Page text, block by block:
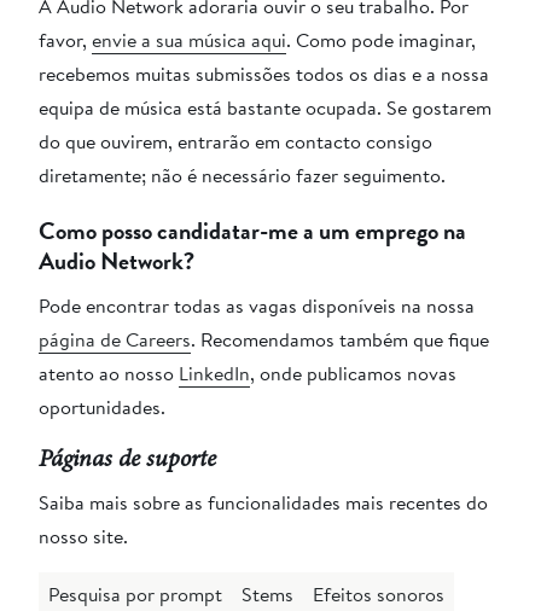
A Audio Network adoraria ouvir o seu trabalho. Por
favor, envie a sua música aqui. Como pode imaginar,
recebemos muitas submissões todos os dias e a nossa
equipa de música está bastante ocupada. Se gostarem
do que ouvirem, entrarão em contacto consigo
diretamente; não é necessário fazer seguimento.
Como posso candidatar-me a um emprego na
Audio Network?
Pode encontrar todas as vagas disponíveis na nossa
página de Careers. Recomendamos também que fique
atento ao nosso LinkedIn, onde publicamos novas
oportunidades.
Páginas de suporte
Saiba mais sobre as funcionalidades mais recentes do
nosso site.
Pesquisa por prompt Stems
Efeitos sonoros